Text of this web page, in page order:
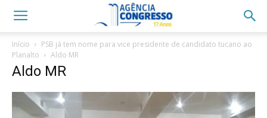
Início
PSB já tem nome para vice presidente de candidato tucano ao
Planalto
Aldo MR
Aldo MR